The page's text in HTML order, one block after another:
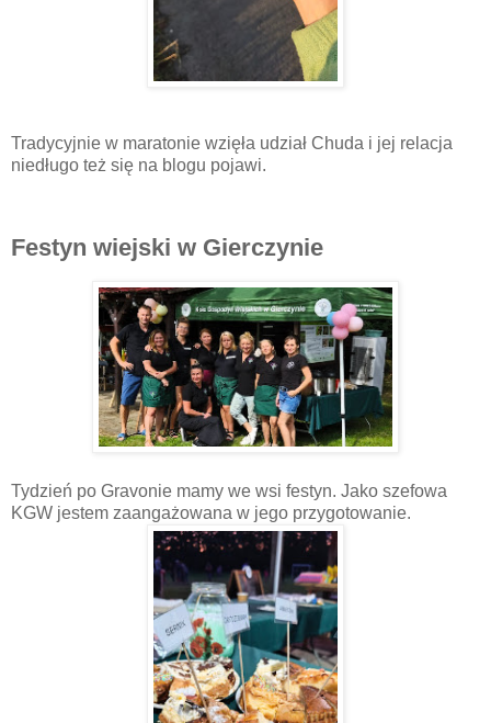
Tradycyjnie w maratonie wzięła udział Chuda i jej relacja
niedługo też się na blogu pojawi.
Festyn wiejski w Gierczynie
Tydzień po Gravonie mamy we wsi festyn. Jako szefowa
KGW jestem zaangażowana w jego przygotowanie.